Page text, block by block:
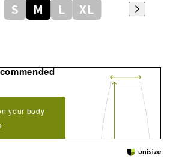
S M L XL
your body